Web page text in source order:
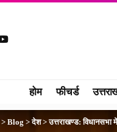
होम फीचर्ड
> Blog >देश>उत्तराखण्ड: विधानसभा